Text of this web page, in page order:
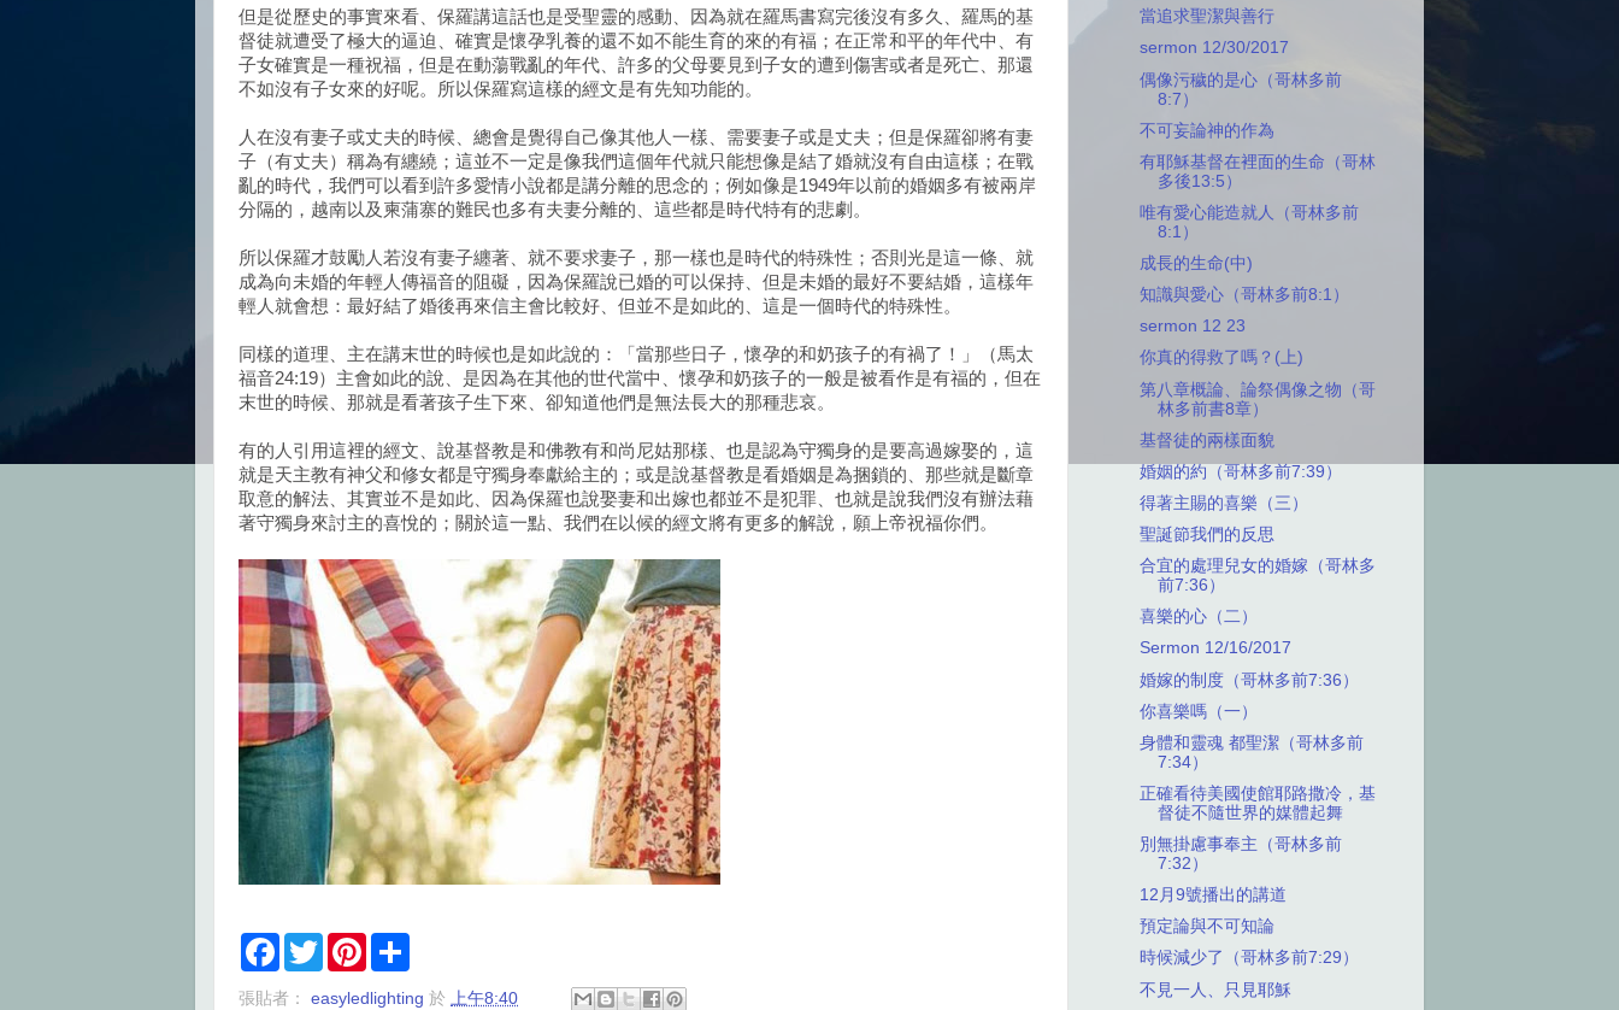
但是從歷史的事實來看、保羅講這話也是受聖靈的感動、因為就在羅馬書寫完後沒有多久、羅馬的基
督徒就遭受了極大的逼迫、確實是懷孕乳養的還不如不能生育的來的有福；在正常和平的年代中、有
子女確實是一種祝福，但是在動蕩戰亂的年代、許多的父母要見到子女的遭到傷害或者是死亡、那還
不如沒有子女來的好呢。所以保羅寫這樣的經文是有先知功能的。
人在沒有妻子或丈夫的時候、總會是覺得自己像其他人一樣、需要妻子或是丈夫；但是保羅卻將有妻
子（有丈夫）稱為有纏繞；這並不一定是像我們這個年代就只能想像是結了婚就沒有自由這樣；在戰
亂的時代，我們可以看到許多愛情小說都是講分離的思念的；例如像是1949年以前的婚姻多有被兩岸
分隔的，越南以及柬蒲寨的難民也多有夫妻分離的、這些都是時代特有的悲劇。
所以保羅才鼓勵人若沒有妻子纏著、就不要求妻子，那一樣也是時代的特殊性；否則光是這一條、就
成為向未婚的年輕人傳福音的阻礙，因為保羅說已婚的可以保持、但是未婚的最好不要結婚，這樣年
輕人就會想：最好結了婚後再來信主會比較好、但並不是如此的、這是一個時代的特殊性。
同樣的道理、主在講末世的時候也是如此說的：「當那些日子，懷孕的和奶孩子的有禍了！」（馬太
福音24:19）主會如此的說、是因為在其他的世代當中、懷孕和奶孩子的一般是被看作是有福的，但在
末世的時候、那就是看著孩子生下來、卻知道他們是無法長大的那種悲哀。
有的人引用這裡的經文、說基督教是和佛教有和尚尼姑那樣、也是認為守獨身的是要高過嫁娶的，這
就是天主教有神父和修女都是守獨身奉獻給主的；或是說基督教是看婚姻是為捆鎖的、那些就是斷章
取意的解法、其實並不是如此、因為保羅也說娶妻和出嫁也都並不是犯罪、也就是說我們沒有辦法藉
著守獨身來討主的喜悅的；關於這一點、我們在以候的經文將有更多的解說，願上帝祝福你們。
F
e
T
w
t
P
t
r
張貼者： easyledlighting 於
上午8:40
當追求聖潔與善行
sermon 12/30/2017
偶像污穢的是心（哥林多前
8:7）
不可妄論神的作為
有耶穌基督在裡面的生命（哥林
多後13:5）
唯有愛心能造就人（哥林多前
8:1）
成長的生命(中)
知識與愛心（哥林多前8:1）
sermon 12 23
你真的得救了嗎？(上)
第八章概論、論祭偶像之物（哥
林多前書8章）
基督徒的兩樣面貌
婚姻的約（哥林多前7:39）
得著主賜的喜樂（三）
聖誕節我們的反思
合宜的處理兒女的婚嫁（哥林多
前7:36）
喜樂的心（二）
Sermon 12/16/2017
婚嫁的制度（哥林多前7:36）
你喜樂嗎（一）
身體和靈魂 都聖潔（哥林多前
7:34）
正確看待美國使館耶路撒冷，基
督徒不隨世界的媒體起舞
別無掛慮事奉主（哥林多前
7:32）
12月9號播出的講道
預定論與不可知論
時候減少了（哥林多前7:29）
不見一人、只見耶穌